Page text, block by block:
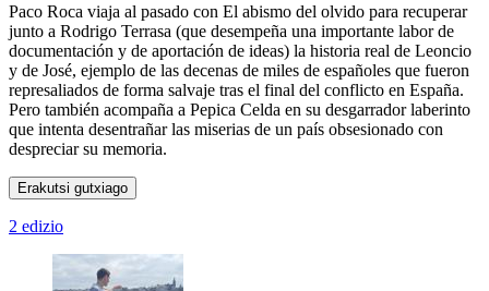
Paco Roca viaja al pasado con El abismo del olvido para recuperar
junto a Rodrigo Terrasa (que desempeña una importante labor de
documentación y de aportación de ideas) la historia real de Leoncio
y de José, ejemplo de las decenas de miles de españoles que fueron
represaliados de forma salvaje tras el final del conflicto en España.
Pero también acompaña a Pepica Celda en su desgarrador laberinto
que intenta desentrañar las miserias de un país obsesionado con
despreciar su memoria.
Erakutsi gutxiago
2 edizio